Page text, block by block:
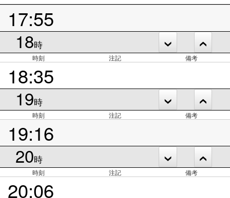
17:55
18時
時刻 注記 備考
18:35
19時
時刻 注記 備考
19:16
20時
時刻 注記 備考
20:06